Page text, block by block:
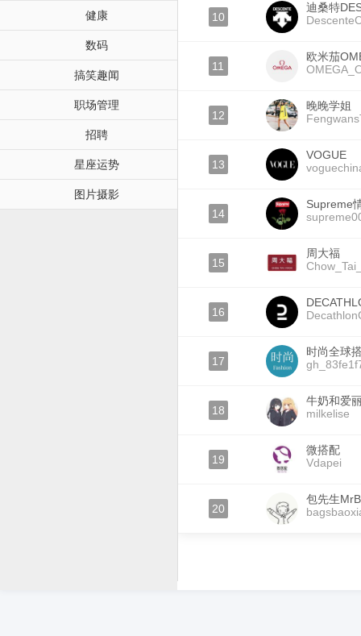
健康
数码
搞笑趣闻
职场管理
招聘
星座运势
图片摄影
10
迪桑特
11
欧米茄
12
晚晚学姐
13
VOGUE
14
Supreme
15
周大福
16
17
时尚全球
18
牛奶和爱
milkelise
19
微搭配
Vdapei
20
包先生